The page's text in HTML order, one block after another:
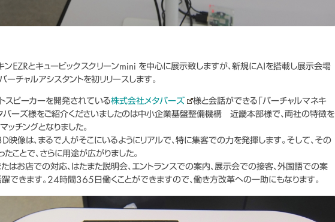
ンEZRとキュービックスクリーンmini を中心に展示致しますが、新規にAIを搭載し展示会場
チャルアシスタントを初リリースします。
トスピーカーを開発されている株式会社メタバーズ
様と会話ができる「バーチャルマネキ
タバーズ様をご紹介くださいましたのは中小企業基盤整備機構 近畿本部様で、両社の特徴を
ッチングとなりました。
映像は、まるで人がそこにいるようにリアルで、特に集客での力を発揮します。そして、その
ことで、さらに用途が広がりました。
はお店での対応、はたまた説明会、エントランスでの案内、展示会での接客、外国語での案
躍できます。24時間365日働くことができますので、働き方改革への一助にもなります。